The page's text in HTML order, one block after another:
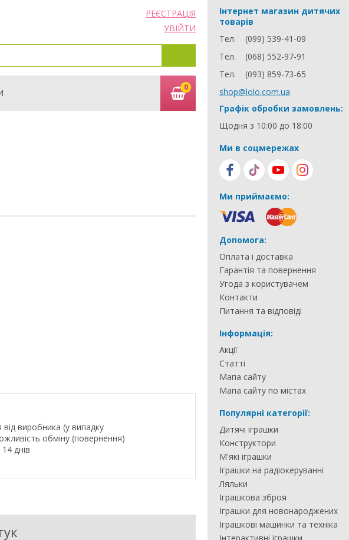
РЕЄСТРАЦІЯ
УВІЙТИ
0
від виробника (у випадку
обміну (повернення)
днів
Інтернет магазин дитячих
товарів
Тел.
(099) 539-41-09
Тел.
(068) 552-97-91
Тел.
(093) 859-73-65
shop@lolo.com.ua
Графік обробки замовлень:
Щодня з 10:00 до 18:00
Ми в соцмережах
Ми приймаємо:
Допомога:
Оплата і доставка
Гарантія та повернення
Угода з користувачем
Контакти
Питання та відповіді
Інформація:
Акції
Статті
Мапа сайту
Мапа сайту по містах
Популярні категорії:
Дитячі іграшки
Конструктори
М'які іграшки
Іграшки на радіокеруванні
Ляльки
Іграшкова зброя
Іграшки для новонароджених
Іграшкові машинки та техніка